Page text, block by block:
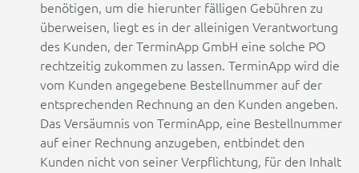
benötigen, um die hierunter fälligen Gebühren zu
überweisen, liegt es in der alleinigen Verantwortung
des Kunden, der TerminApp GmbH eine solche PO
rechtzeitig zukommen zu lassen. TerminApp wird die
vom Kunden angegebene Bestellnummer auf der
entsprechenden Rechnung an den Kunden angeben.
Das Versäumnis von TerminApp, eine Bestellnummer
auf einer Rechnung anzugeben, entbindet den
Kunden nicht von seiner Verpflichtung, für den Inhalt